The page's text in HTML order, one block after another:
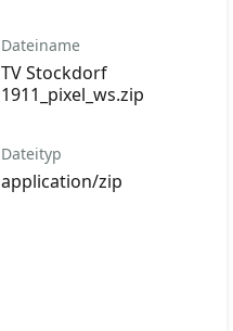
Dateiname
TV Stockdorf
1911_pixel_ws.zip
Dateityp
application/zip